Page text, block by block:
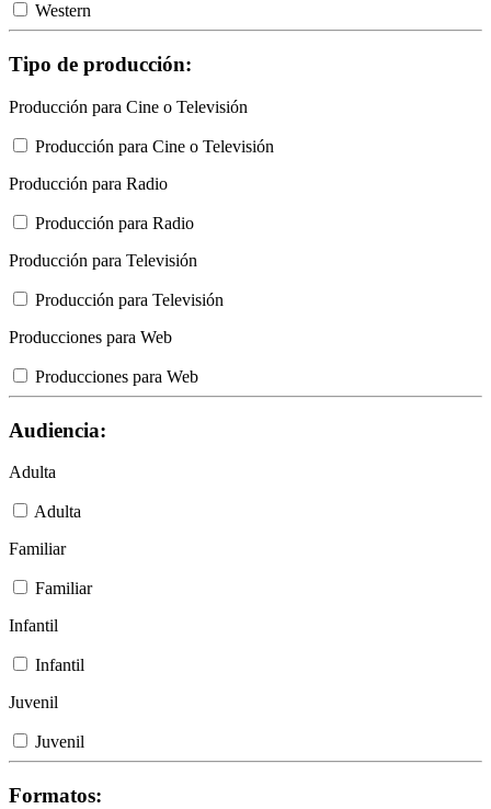
Western
Tipo de producción:
Producción para Cine o Televisión
Producción para Cine o Televisión
Producción para Radio
Producción para Radio
Producción para Televisión
Producción para Televisión
Producciones para Web
Producciones para Web
Audiencia:
Adulta
Adulta
Familiar
Familiar
Infantil
Infantil
Juvenil
Juvenil
Formatos: